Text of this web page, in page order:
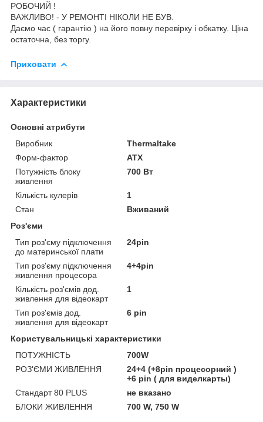
РОБОЧИЙ !
ВАЖЛИВО! - У РЕМОНТІ НІКОЛИ НЕ БУВ.
Даємо час ( гарантію ) на його повну перевірку і обкатку. Ціна
остаточна, без торгу.
Приховати
Характеристики
Основні атрибути
Виробник
Thermaltake
Форм-фактор
ATX
Потужність блоку
живлення
700 Вт
Кількість кулерів
1
Стан
Вживаний
Роз'єми
Тип роз'єму підключення
до материнської плати
24pin
Тип роз'єму підключення
живлення процесора
4+4pin
Кількість роз'ємів дод.
живлення для відеокарт
1
Тип роз'ємів дод.
живлення для відеокарт
6 pin
Користувальницькі характеристики
ПОТУЖНІСТЬ
700W
РОЗ'ЄМИ ЖИВЛЕННЯ
24+4 (+8pin процесорний )
+6 pin ( для виделкарты)
Стандарт 80 PLUS
не вказано
БЛОКИ ЖИВЛЕННЯ
700 W, 750 W